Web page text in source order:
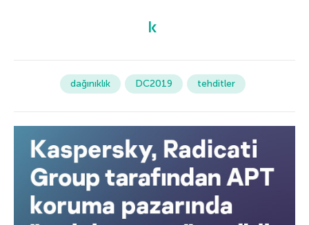
dağınıklık DC2019 tehditler